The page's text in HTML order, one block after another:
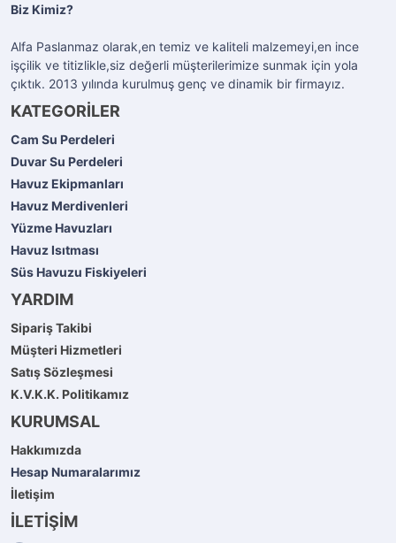
Biz Kimiz?
Alfa Paslanmaz olarak,en temiz ve kaliteli malzemeyi,en ince
işçilik ve titizlikle,siz değerli müşterilerimize sunmak için yola
çıktık. 2013 yılında kurulmuş genç ve dinamik bir firmayız.
KATEGORİLER
Cam Su Perdeleri
Duvar Su Perdeleri
Havuz Ekipmanları
Havuz Merdivenleri
Yüzme Havuzları
Havuz Isıtması
Süs Havuzu Fiskiyeleri
YARDIM
Sipariş Takibi
Müşteri Hizmetleri
Satış Sözleşmesi
K.V.K.K. Politikamız
KURUMSAL
Hakkımızda
Hesap Numaralarımız
İletişim
İLETİŞİM